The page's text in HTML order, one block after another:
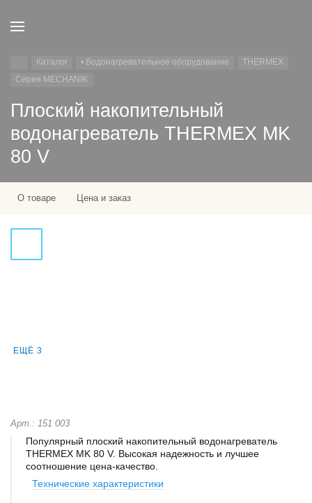
Каталог • Водонагревательное оборудование
THERMEX
Серия MECHANIK
Плоский накопительный
водонагреватель THERMEX MK
80 V
О товаре Цена и заказ
ЕЩЁ 3
Арт.: 151 003
Популярный плоский накопительный водонагреватель
THERMEX MK 80 V. Высокая надежность и лучшее
соотношение цена-качество.
Технические характеристики